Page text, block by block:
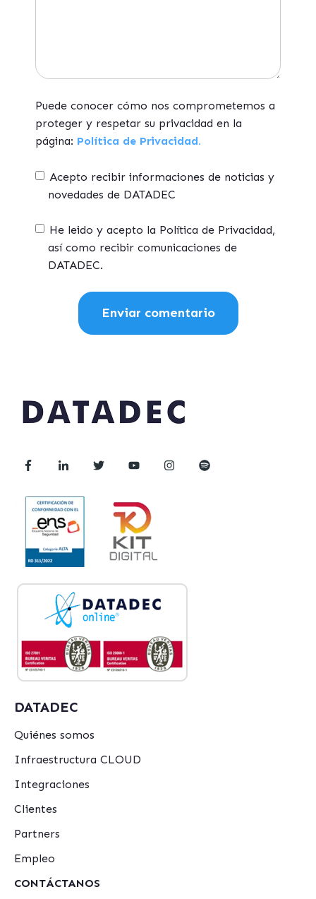
Puede conocer cómo nos comprometemos a
proteger y respetar su privacidad en la
página: Política de Privacidad.
Acepto recibir informaciones de noticias y
novedades de DATADEC
He leido y acepto la Política de Privacidad,
así como recibir comunicaciones de
DATADEC.
DATADEC
Quiénes somos
Infraestructura CLOUD
Integraciones
Clientes
Partners
Empleo
CONTÁCTANOS